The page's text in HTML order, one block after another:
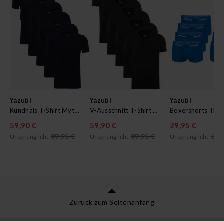
Yazubi
Rundhals T-Shirt Mythic im 5er Pack
59,90 €
Ursprünglich: 89,95 €
Yazubi
V-Ausschnitt T-Shirt Mythic im 5er Pack
59,90 €
Ursprünglich: 89,95 €
Yazubi
29,95 €
Ursprünglich:
Zurück zum Seitenanfang